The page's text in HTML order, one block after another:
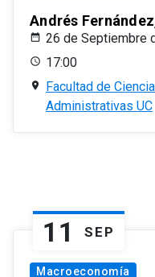
Andrés
26 de Septiembre
17:00
Facultad de
Administrativas UC
11 SEP
Macroeconomía